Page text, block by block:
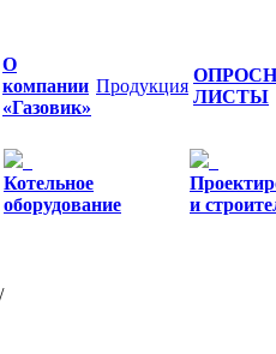
О
компании
«Газовик»
Продукция
ЛИСТЫ
Котельное
оборудование
и
/